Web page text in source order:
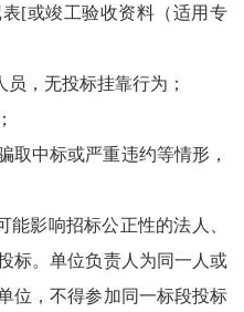
[或竣工验收资料（适用专
，无投标挂靠行为；
取中标或严重违约等情形，
能影响招标公正性的法人、
标。单位负责人为同一人或
位，不得参加同一标段投标